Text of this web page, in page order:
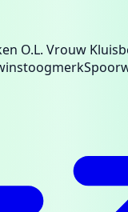
O.L. Vrouw